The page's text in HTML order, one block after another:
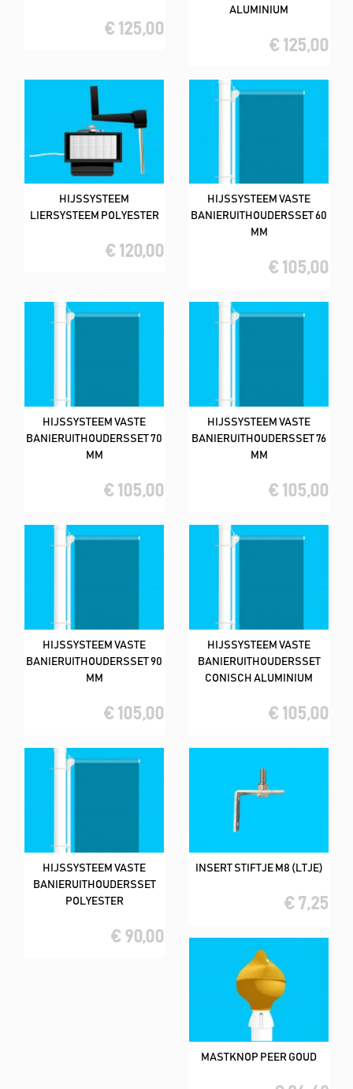
€ 125,00
ALUMINIUM
€ 125,00
HIJSSYSTEEM
LIERSYSTEEM POLYESTER
€ 120,00
HIJSSYSTEEM VASTE
BANIERUITHOUDERSSET 60
MM
€ 105,00
HIJSSYSTEEM VASTE
BANIERUITHOUDERSSET 70
MM
€ 105,00
HIJSSYSTEEM VASTE
BANIERUITHOUDERSSET 76
MM
€ 105,00
HIJSSYSTEEM VASTE
BANIERUITHOUDERSSET 90
MM
€ 105,00
HIJSSYSTEEM VASTE
BANIERUITHOUDERSSET
CONISCH ALUMINIUM
€ 105,00
HIJSSYSTEEM VASTE
BANIERUITHOUDERSSET
POLYESTER
€ 90,00
INSERT STIFTJE M8 (LTJE)
€ 7,25
MASTKNOP PEER GOUD